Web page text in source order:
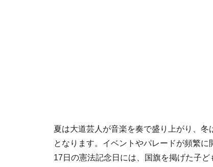
夏は大道芸人が音楽を奏で盛り上がり、冬
となります。イベントやパレードが頻繁に
17日の憲法記念日には、国旗を掲げた子